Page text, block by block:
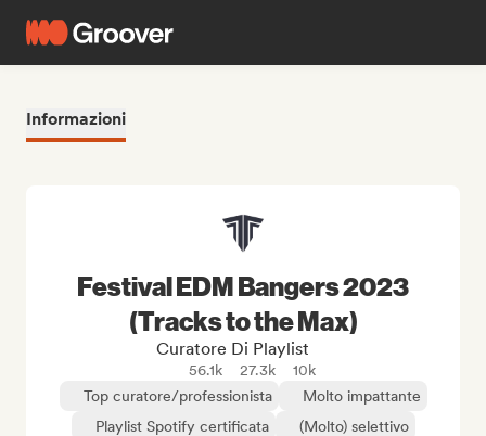
Informazioni
Festival EDM Bangers 2023
(Tracks to the Max)
Curatore Di Playlist
56.1k 27.3k
10k
Top curatore/professionista
Molto impattante
Playlist Spotify certificata
(Molto) selettivo